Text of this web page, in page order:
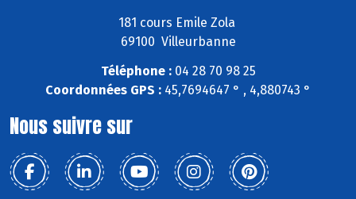
181 cours Emile Zola
69100 Villeurbanne
Téléphone :04 28 70 98 25
Coordonnées GPS : 45,7694647 ° , 4,880743 °
Nous suivre sur